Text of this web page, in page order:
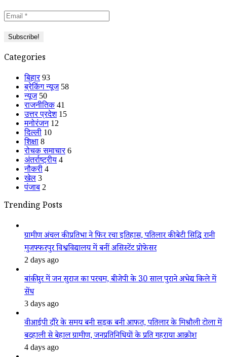
Categories
बिहार 93
ब्रेकिंग न्यूज 58
न्यूज 50
राजनीतिक 41
उत्तर प्रदेश 15
मनोरंजन 12
दिल्ली 10
शिक्षा 8
रोचक समाचार 6
अंतर्राष्ट्रीय 4
नौकरी 4
खेल 3
पंजाब 2
Trending Posts
ग्रामीण अंचल की प्रतिभा ने फिर रचा इतिहास, पतिलार की बेटी सिद्धि रानी
मुजफ्फरपुर विश्वविद्यालय में बनीं असिस्टेंट प्रोफेसर
2 days ago
बांकीपुर में जन सुराज का परचम, बीजेपी के 30 साल पुराने अभेद्य किले में
सेंध
3 days ago
वीआईपी दौरे के समय बनी सड़क बनी आफत, पतिलार के मिश्रौली टोला में
बदहाली से बेहाल ग्रामीण, जनप्रतिनिधियों के प्रति गहराया आक्रोश
4 days ago